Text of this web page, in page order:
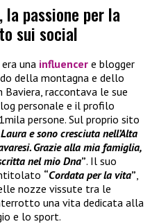
passione per la
sui social
una influencer e blogger
della montagna e dello
Baviera, raccontava le sue
personale e il profilo
persone. Sul proprio sito
e sono cresciuta nell’Alta
Grazie alla mia famiglia,
nel mio Dna”. Il suo
“Cordata per la vita”
nozze vissute tra le
una vita dedicata alla
e lo sport.